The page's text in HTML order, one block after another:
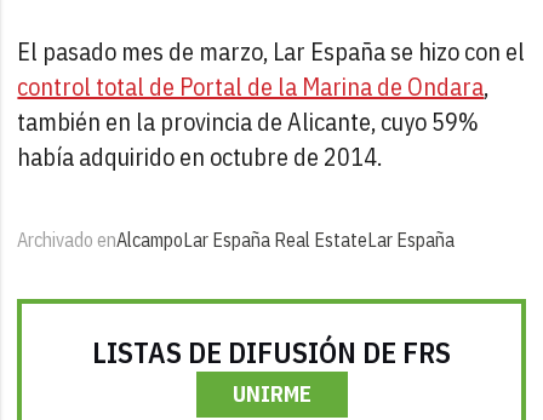
El pasado mes de marzo, Lar España se hizo con el
control total de Portal de la Marina de Ondara,
también en la provincia de Alicante, cuyo 59%
había adquirido en octubre de 2014.
Archivado enAlcampoLar España Real EstateLar España
LISTAS DE DIFUSIÓN DE FRS
UNIRME